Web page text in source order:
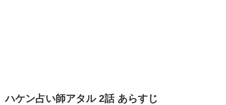
ハケン占い師アタル 2話 あらすじ